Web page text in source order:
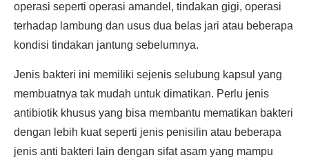
operasi seperti operasi amandel, tindakan gigi, operasi
terhadap lambung dan usus dua belas jari atau beberapa
kondisi tindakan jantung sebelumnya.
Jenis bakteri ini memiliki sejenis selubung kapsul yang
membuatnya tak mudah untuk dimatikan. Perlu jenis
antibiotik khusus yang bisa membantu mematikan bakteri
dengan lebih kuat seperti jenis penisilin atau beberapa
jenis anti bakteri lain dengan sifat asam yang mampu